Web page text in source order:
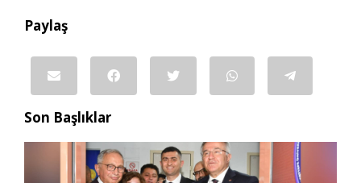
Paylaş
Son Başlıklar